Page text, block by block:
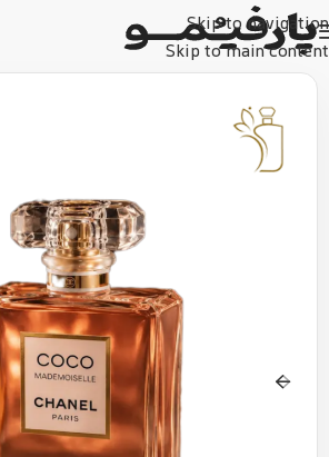
Skip to navigation
Skip to main content